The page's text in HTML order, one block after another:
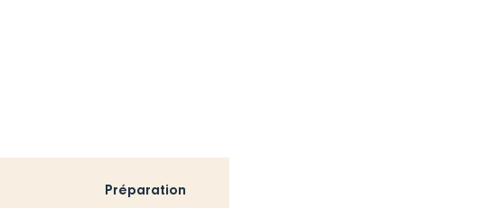
Préparation